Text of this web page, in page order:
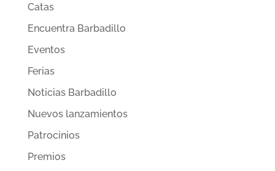
Catas
Encuentra Barbadillo
Eventos
Ferias
Noticias Barbadillo
Nuevos lanzamientos
Patrocinios
Premios